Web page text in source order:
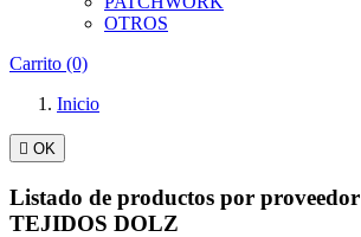
OTROS
Carrito (0)
Inicio
 OK
Listado de productos por proveedor
TEJIDOS DOLZ